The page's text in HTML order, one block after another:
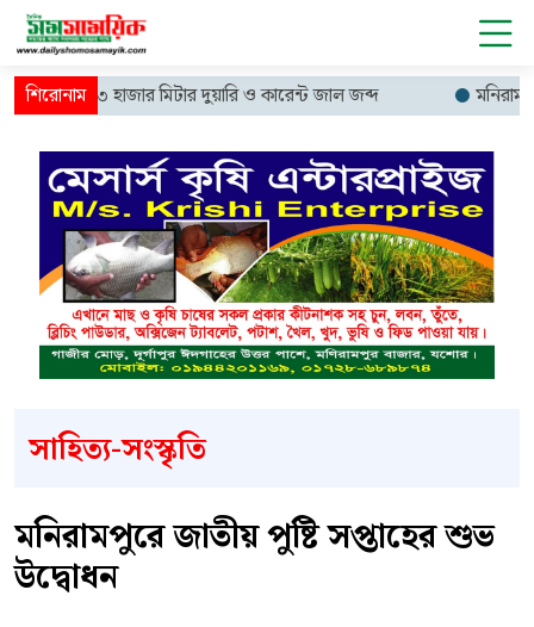
১৩ হাজার মিটার দুয়ারি ও কারেন্ট জাল জব্দ মনিরামপুরে
সাহিত্য-সংস্কৃতি
মনিরামপুরে জাতীয় পুষ্টি সপ্তাহের শুভ
উদ্বোধন